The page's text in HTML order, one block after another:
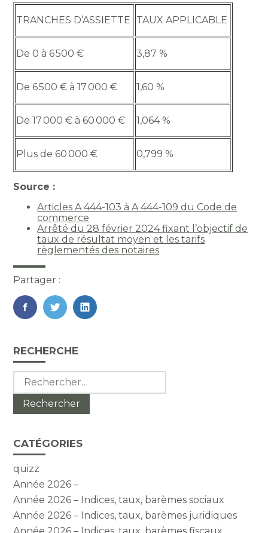
TRANCHES D’ASSIETTE TAUX APPLICABLE
De 0 à 6 500 € 3,87 %
De 6 500 € à 17 000 € 1,60 %
De 17 000 € à 60 000 € 1,064 %
Plus de 60 000 € 0,799 %
Source :
Articles A 444-103 à A 444-109 du Code de
commerce
Arrêté du 28 février 2024 fixant l’objectif de
taux de résultat moyen et les tarifs
règlementés des notaires
Partager :
FaceBook
TwitterLinkedIn
Blog
sidebar
RECHERCHE
Rechercher :
CATÉGORIES
quizz
Année 2026 –
Année 2026 – Indices, taux, barèmes sociaux
Année 2026 – Indices, taux, barèmes juridiques